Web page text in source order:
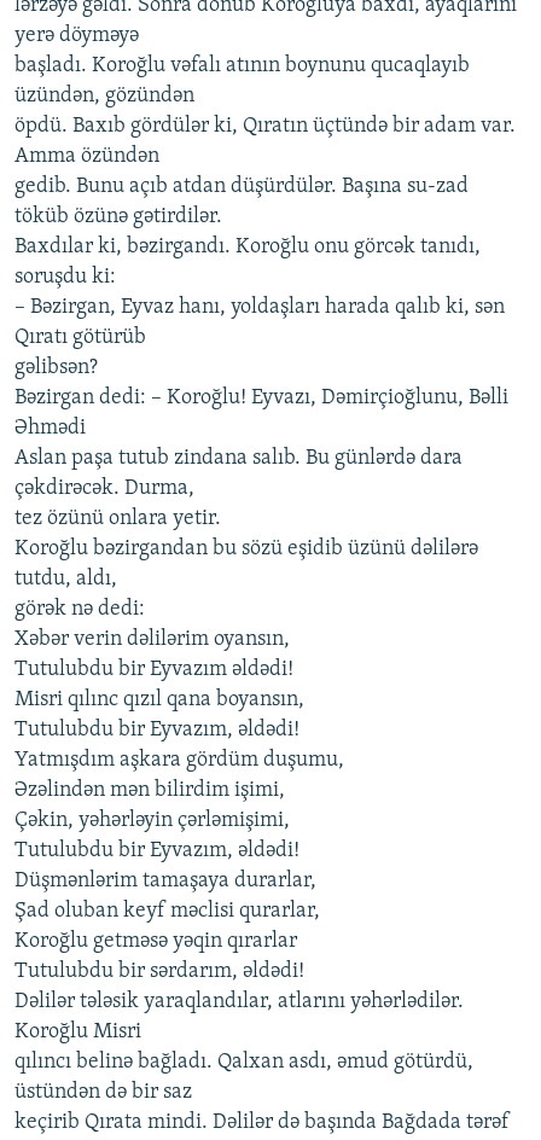
lərzəyə gəldi. Sonra dönüb Koroğluya baxdı, ayaqlarını
yerə döyməyə
başladı. Koroğlu vəfalı atının boynunu qucaqlayıb
üzündən, gözündən
öpdü. Baxıb gördülər ki, Qıratın üçtündə bir adam var.
Amma özündən
gedib. Bunu açıb atdan düşürdülər. Başına su-zad
töküb özünə gətirdilər.
Baxdılar ki, bəzirgandı. Koroğlu onu görcək tanıdı,
soruşdu ki:
– Bəzirgan, Eyvaz hanı, yoldaşları harada qalıb ki, sən
Qıratı götürüb
gəlibsən?
Bəzirgan dedi: – Koroğlu! Eyvazı, Dəmirçioğlunu, Bəlli
Əhmədi
Aslan paşa tutub zindana salıb. Bu günlərdə dara
çəkdirəcək. Durma,
tez özünü onlara yetir.
Koroğlu bəzirgandan bu sözü eşidib üzünü dəlilərə
tutdu, aldı,
görək nə dedi:
Xəbər verin dəlilərim oyansın,
Tutulubdu bir Eyvazım əldədi!
Misri qılınc qızıl qana boyansın,
Tutulubdu bir Eyvazım, əldədi!
Yatmışdım aşkara gördüm duşumu,
Əzəlindən mən bilirdim işimi,
Çəkin, yəhərləyin çərləmişimi,
Tutulubdu bir Eyvazım, əldədi!
Düşmənlərim tamaşaya durarlar,
Şad oluban keyf məclisi qurarlar,
Koroğlu getməsə yəqin qırarlar
Tutulubdu bir sərdarım, əldədi!
Dəlilər tələsik yaraqlandılar, atlarını yəhərlədilər.
Koroğlu Misri
qılıncı belinə bağladı. Qalxan asdı, əmud götürdü,
üstündən də bir saz
keçirib Qırata mindi. Dəlilər də başında Bağdada tərəf